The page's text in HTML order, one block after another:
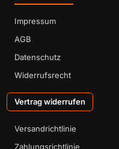
Impressum
AGB
Datenschutz
Widerrufsrecht
Vertrag widerrufen
Versandrichtlinie
Zahlungsrichtlinie